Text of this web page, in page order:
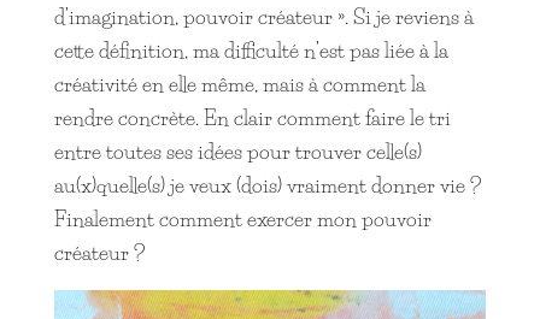
d’imagination, pouvoir créateur ». Si je reviens à
cette définition, ma difficulté n’est pas liée à la
créativité en elle même, mais à comment la
rendre concrète. En clair comment faire le tri
entre toutes ses idées pour trouver celle(s)
au(x)quelle(s) je veux (dois) vraiment donner vie ?
Finalement comment exercer mon pouvoir
créateur ?